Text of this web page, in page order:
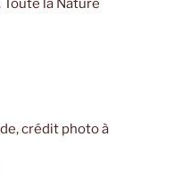
la Nature
crédit photo à